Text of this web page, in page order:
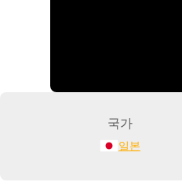
국가
일본